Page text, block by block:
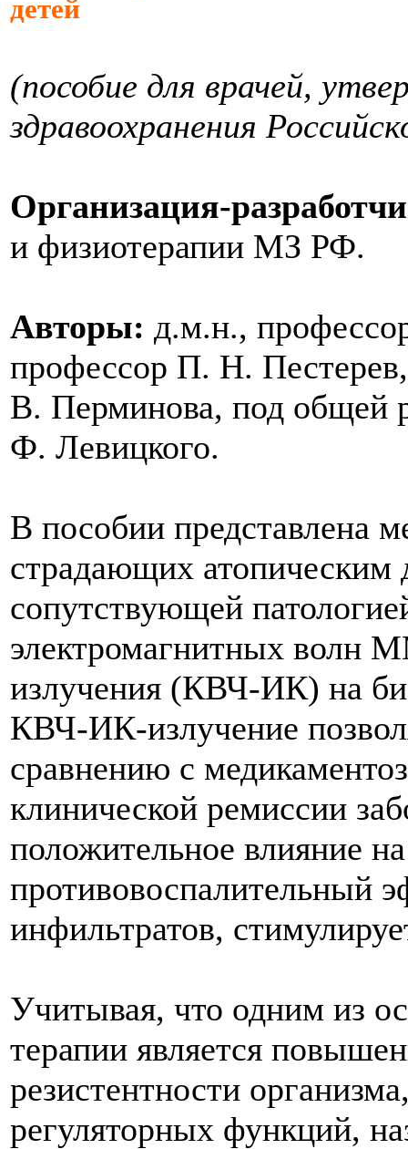
детей
(пособие для врачей,
здравоохранения
Организация-
и физиотерапии МЗ РФ.
Авторы: д.м.н.,
профессор П. Н.
В. Перминова, под общей
Ф. Левицкого.
В пособии представлена
страдающих атопическим
сопутствующей
электромагнитных волн
излучения (КВЧ-ИК) на
КВЧ-ИК-излучение
сравнению с
клинической ремиссии
положительное влияние
противовоспалительный
инфильтратов,
Учитывая, что одним из
терапии является
резистентности
регуляторных функций,